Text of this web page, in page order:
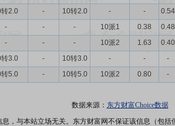
转2.0 - 10转2.0 - - 0.54
- - - 10派1 0.38 0.48
- - - 10派2 1.63 0.40
转3.0 - 10转3.0 - - -
转5.0 - 10转5.0 10派2 0.80 -
数据来源： 东方财富Choice数据
，与本站立场无关。东方财富网不保证该信息（包